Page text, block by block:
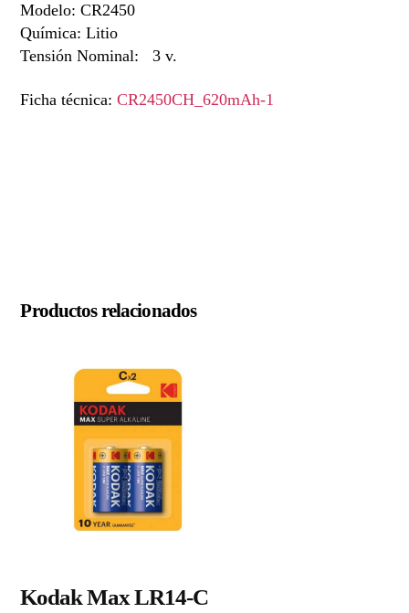
Modelo: CR2450
Química: Litio
Tensión Nominal: 3 v.
Ficha técnica:CR2450CH_620mAh-1
Productos relacionados
Kodak Max LR14-C